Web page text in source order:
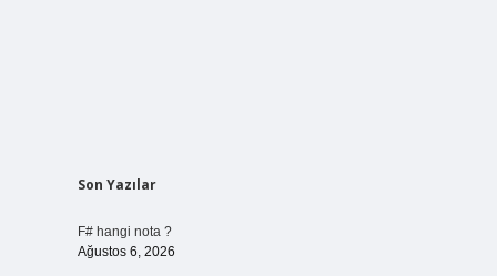
Sidebar
Son Yazılar
F# hangi nota ?
Ağustos 6, 2026